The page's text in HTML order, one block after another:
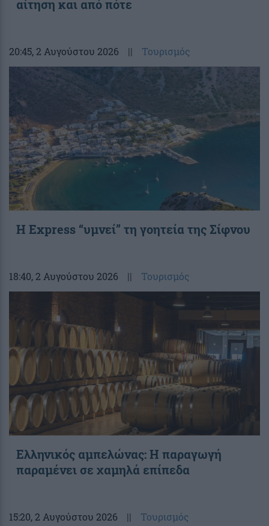
αίτηση και από πότε
20:45, 2 Αυγούστου 2026 || Τουρισμός
Η Express “υμνεί” τη γοητεία της Σίφνου
18:40, 2 Αυγούστου 2026 || Τουρισμός
Ελληνικός αμπελώνας: Η παραγωγή
παραμένει σε χαμηλά επίπεδα
15:20, 2 Αυγούστου 2026 || Τουρισμός